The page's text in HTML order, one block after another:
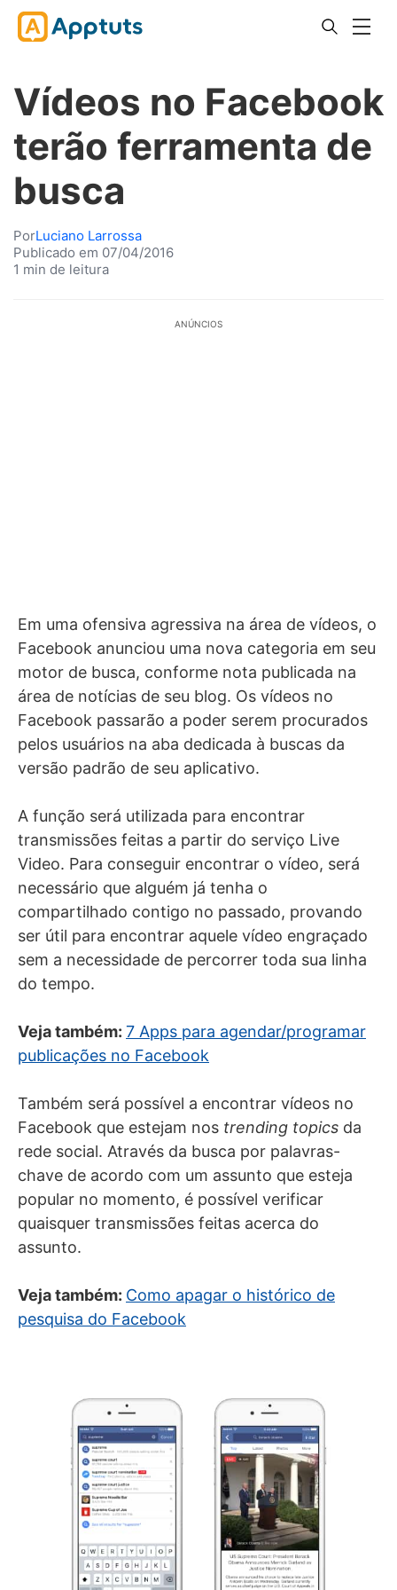
Vídeos no Facebook
terão ferramenta de
busca
PorLuciano Larrossa
Publicado em 07/04/2016
1 min de leitura
ANÚNCIOS
Em uma ofensiva agressiva na área de vídeos, o
Facebook anunciou uma nova categoria em seu
motor de busca, conforme nota publicada na
área de notícias de seu blog. Os vídeos no
Facebook passarão a poder serem procurados
pelos usuários na aba dedicada à buscas da
versão padrão de seu aplicativo.
A função será utilizada para encontrar
transmissões feitas a partir do serviço Live
Video. Para conseguir encontrar o vídeo, será
necessário que alguém já tenha o
compartilhado contigo no passado, provando
ser útil para encontrar aquele vídeo engraçado
sem a necessidade de percorrer toda sua linha
do tempo.
Veja também: 7 Apps para agendar/programar
publicações no Facebook
Também será possível a encontrar vídeos no
Facebook que estejam nos trending topics da
rede social. Através da busca por palavras-
chave de acordo com um assunto que esteja
popular no momento, é possível verificar
quaisquer transmissões feitas acerca do
assunto.
Veja também: Como apagar o histórico de
pesquisa do Facebook